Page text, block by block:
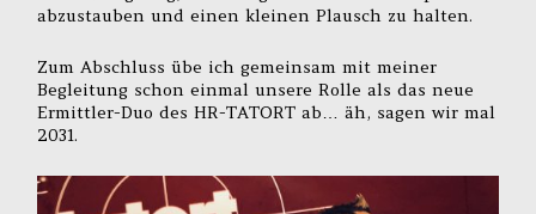
abzustauben und einen kleinen Plausch zu halten.
Zum Abschluss übe ich gemeinsam mit meiner
Begleitung schon einmal unsere Rolle als das neue
Ermittler-Duo des HR-TATORT ab… äh, sagen wir mal
2031.